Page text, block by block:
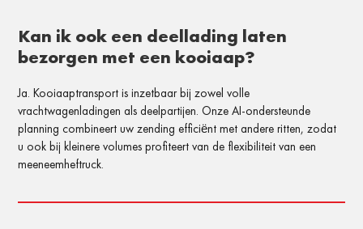
Kan ik ook een deellading laten
bezorgen met een kooiaap?
Ja. Kooiaaptransport is inzetbaar bij zowel volle
vrachtwagenladingen als deelpartijen. Onze AI-ondersteunde
planning combineert uw zending efficiënt met andere ritten, zodat
u ook bij kleinere volumes profiteert van de flexibiliteit van een
meeneemheftruck.